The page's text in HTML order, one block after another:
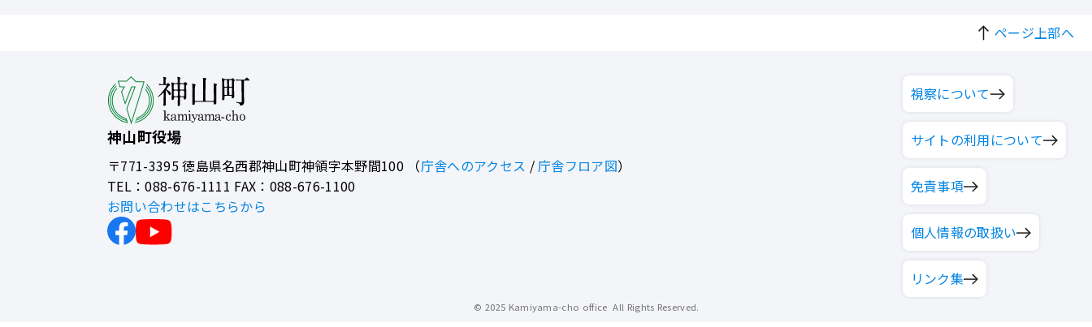
ページ上部へ
神山町役場
〒771-3395徳島県名西郡神山町神領字本野間100 （庁舎へのアクセス /庁舎フロア図）
TEL：088-676-1111 FAX：088-676-1100
お問い合わせはこちらから
視察について
サイトの利用について
免責事項
個人情報の取扱い
リンク集
© 2025 Kamiyama-cho office All Rights Reserved.